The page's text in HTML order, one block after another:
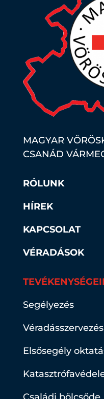
MAGYAR
CSANÁD
RÓLUNK
HÍREK
KAPCSOLAT
VÉRADÁSOK
Segélyezés
Véradásszervezés
Elsősegély